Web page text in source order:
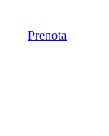
Prenota